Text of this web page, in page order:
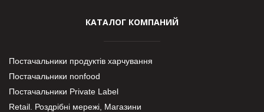
КАТАЛОГ КОМПАНИЙ
Постачальники продуктів харчування
Постачальники nonfood
Постачальники Private Label
Retail. Роздрібні мережі, Магазини